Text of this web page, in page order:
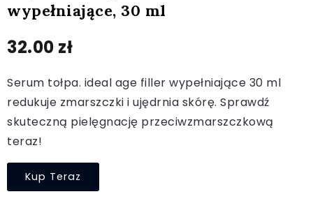
wypełniające, 30 ml
32.00 zł
Serum tołpa. ideal age filler wypełniające 30 ml
redukuje zmarszczki i ujędrnia skórę. Sprawdź
skuteczną pielęgnację przeciwzmarszczkową
teraz!
Kup Teraz